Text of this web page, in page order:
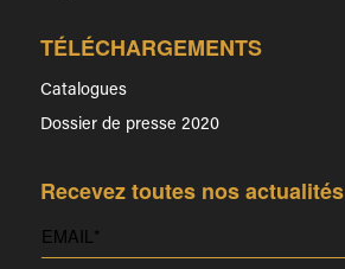
TÉLÉCHARGEMENTS
Catalogues
Dossier de presse 2020
Recevez toutes nos actualités